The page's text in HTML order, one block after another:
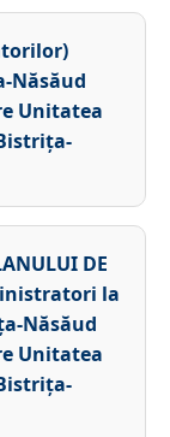
Năsăud
Unitatea
DE
la
Năsăud
Unitatea